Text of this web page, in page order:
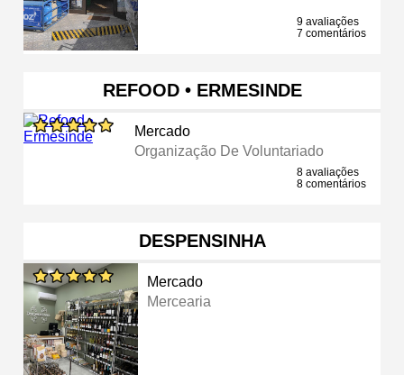
9 avaliações
7 comentários
REFOOD • ERMESINDE
Mercado
Organização De Voluntariado
8 avaliações
8 comentários
DESPENSINHA
Mercado
Mercearia